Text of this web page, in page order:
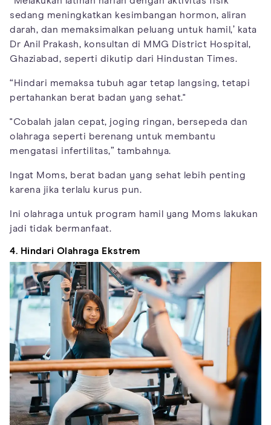
sedang meningkatkan kesimbangan hormon, aliran
darah, dan memaksimalkan peluang untuk hamil,’ kata
Dr Anil Prakash, konsultan di MMG District Hospital,
Ghaziabad, seperti dikutip dari Hindustan Times.
“Hindari memaksa tubuh agar tetap langsing, tetapi
pertahankan berat badan yang sehat."
"Cobalah jalan cepat, joging ringan, bersepeda dan
olahraga seperti berenang untuk membantu
mengatasi infertilitas,” tambahnya.
Ingat Moms, berat badan yang sehat lebih penting
karena jika terlalu kurus pun.
Ini olahraga untuk program hamil yang Moms lakukan
jadi tidak bermanfaat.
4. Hindari Olahraga Ekstrem